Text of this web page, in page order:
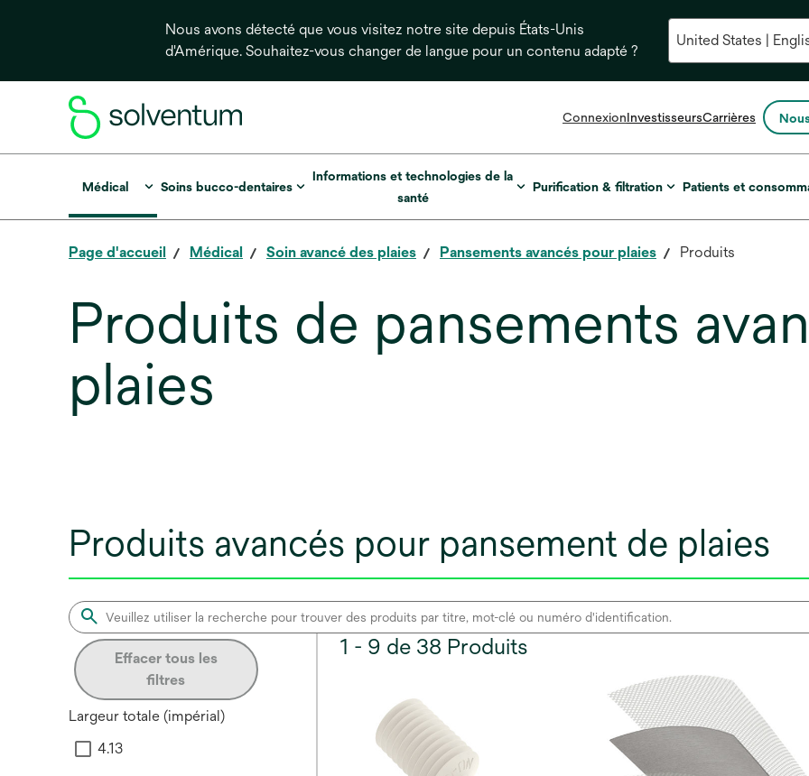
Nous avons détecté que vous visitez notre site depuis États-Unis
d'Amérique. Souhaitez-vous changer de langue pour un contenu adapté ?
ConnexionInvestisseurss’ouvre
un
onglet
Carrières
Médical Soins bucco-dentaires
Informations et technologies de la
santé
Purification & filtration Patients et
Page d'accueil Médical Soin avancé des plaies Pansements avancés pour plaies Produits
Produits de pansements
plaies
Produits avancés pour pansement de plaies
Effacer tous les
filtres
Largeur totale (impérial)
4.13
1 - 9 de 38 Produits